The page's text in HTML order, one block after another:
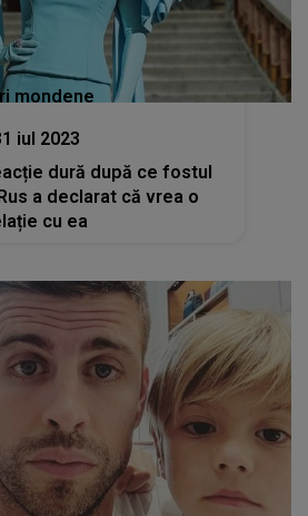
mondene
iul 2023
dură după ce fostul
a declarat că vrea o
cu ea